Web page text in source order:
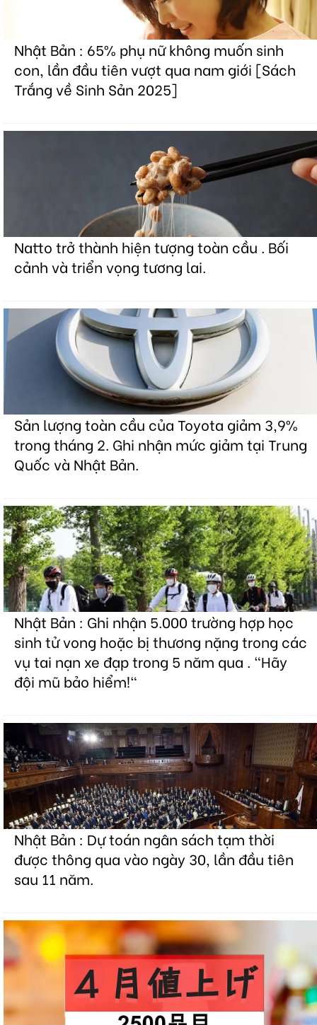
Nhật Bản : 65% phụ nữ không muốn sinh
con, lần đầu tiên vượt qua nam giới [Sách
Trắng về Sinh Sản 2025]
Natto trở thành hiện tượng toàn cầu . Bối
cảnh và triển vọng tương lai.
Sản lượng toàn cầu của Toyota giảm 3,9%
trong tháng 2. Ghi nhận mức giảm tại Trung
Quốc và Nhật Bản.
Nhật Bản : Ghi nhận 5.000 trường hợp học
sinh tử vong hoặc bị thương nặng trong các
vụ tai nạn xe đạp trong 5 năm qua . "Hãy
đội mũ bảo hiểm!"
Nhật Bản : Dự toán ngân sách tạm thời
được thông qua vào ngày 30, lần đầu tiên
sau 11 năm.